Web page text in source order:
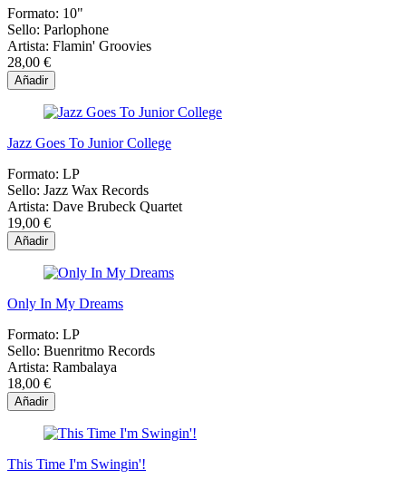
Formato: 10"
Sello: Parlophone
Artista: Flamin' Groovies
28,00 €
Añadir
Jazz Goes To Junior College
Formato: LP
Sello: Jazz Wax Records
Artista: Dave Brubeck Quartet
19,00 €
Añadir
Only In My Dreams
Formato: LP
Sello: Buenritmo Records
Artista: Rambalaya
18,00 €
Añadir
This Time I'm Swingin'!